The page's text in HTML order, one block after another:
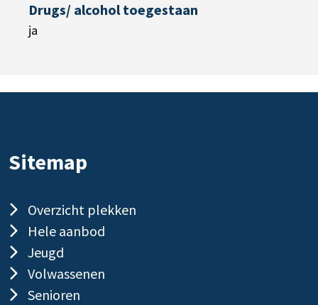
Drugs/ alcohol toegestaan
ja
Sitemap
Overzicht plekken
Hele aanbod
Jeugd
Volwassenen
Senioren